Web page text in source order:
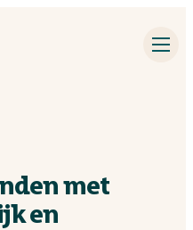
met
en